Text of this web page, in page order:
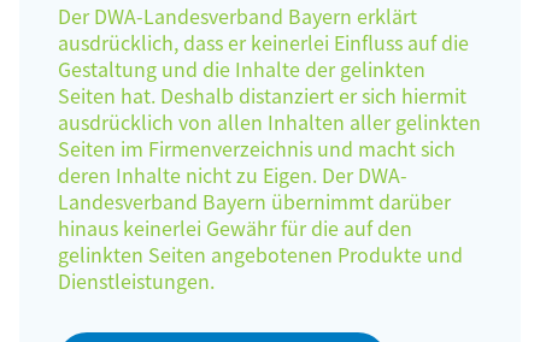
Der DWA-Landesverband Bayern erklärt
ausdrücklich, dass er keinerlei Einfluss auf die
Gestaltung und die Inhalte der gelinkten
Seiten hat. Deshalb distanziert er sich hiermit
ausdrücklich von allen Inhalten aller gelinkten
Seiten im Firmenverzeichnis und macht sich
deren Inhalte nicht zu Eigen. Der DWA-
Landesverband Bayern übernimmt darüber
hinaus keinerlei Gewähr für die auf den
gelinkten Seiten angebotenen Produkte und
Dienstleistungen.